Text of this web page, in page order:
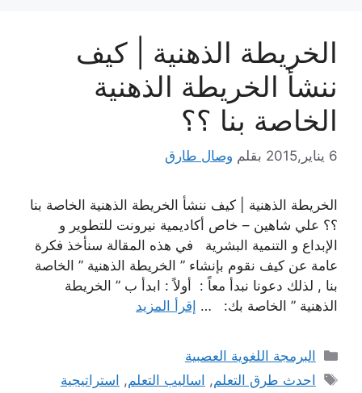
الخريطة الذهنية | كيف
ننشأ الخريطة الذهنية
الخاصة بنا ؟؟
6 يناير,2015 بقلم وصال طارق
الخريطة الذهنية | كيف ننشأ الخريطة الذهنية الخاصة بنا
؟؟ علي شاهين – خاص أكاديمية نيرونت للتطوير و
الإبداع و التنمية البشرية في هذه المقالة سنأخذ فكرة
عامة عن كيف نقوم بإنشاء ” الخريطة الذهنية ” الخاصة
بنا , لذلك دعونا نبدأ معاً : أولاً : ابدأ ب ” الخريطة
الذهنية ” الخاصة بك: … إقرأ المزيد
التصنيفات
البرمجة اللغوية العصبية
الوسوم
احدث طرق التعلم, اساليب التعلم, استراتيجية